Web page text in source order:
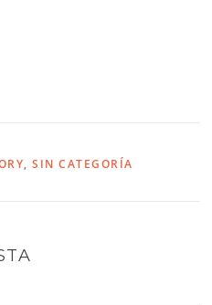
,SIN CATEGORÍA